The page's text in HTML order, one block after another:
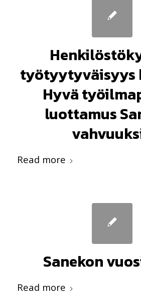
työtyytyväisyys
Hyvä
luottamus
Read more
Sanekon
Read more